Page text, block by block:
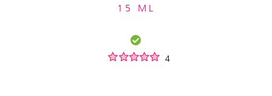
15 ML
4